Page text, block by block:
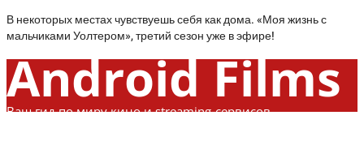
В некоторых местах чувствуешь себя как дома. «Моя жизнь с
мальчиками Уолтером», третий сезон уже в эфире!
Android Films
Ваш гид по миру кино и streaming-сервисов